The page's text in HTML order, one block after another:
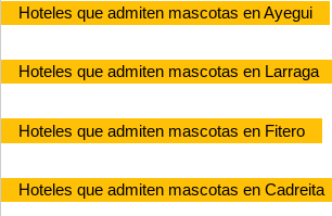
Hoteles que admiten mascotas en Ayegui
Hoteles que admiten mascotas en Larraga
Hoteles que admiten mascotas en Fitero
Hoteles que admiten mascotas en Cadreita